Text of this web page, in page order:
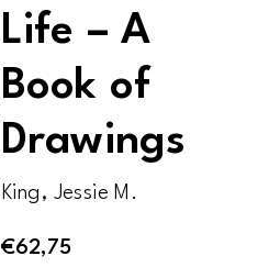
Life – A
Book of
Drawings
King, Jessie M.
€62,75